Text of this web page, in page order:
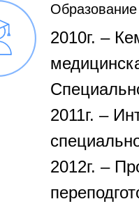
Образование
2010г. –
2011г. –
2012г. –